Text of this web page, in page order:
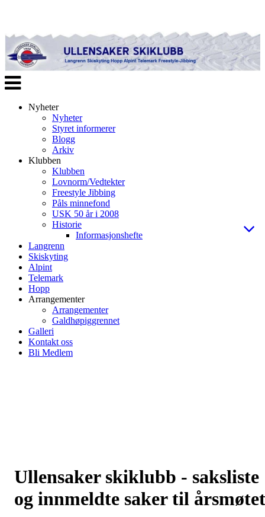
Veksle
navigasjon
Nyheter
Nyheter
Styret informerer
Blogg
Arkiv
Klubben
Klubben
Lovnorm/Vedtekter
Freestyle Jibbing
Påls minnefond
USK 50 år i 2008
Historie
Informasjonshefte
Langrenn
Skiskyting
Alpint
Telemark
Hopp
Arrangementer
Arrangementer
Galdhøpiggrennet
Galleri
Kontakt oss
Bli Medlem
Ullensaker skiklubb - saksliste
og innmeldte saker til årsmøtet